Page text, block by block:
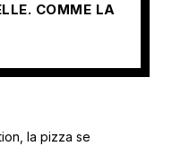
COMME LA
la pizza se